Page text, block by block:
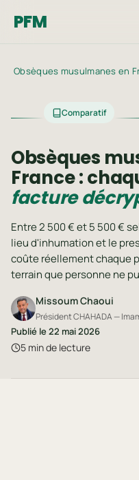
PFM
Obsèques musulmanes en
Comparatif
Obsèques
France :
facture
Entre 2 500 € et 5 500 €
lieu d'inhumation et le
coûte réellement chaque
terrain que personne ne
Missoum Chaoui
Président CHAHADA —
Publié le22 mai 2026
5 min de lecture